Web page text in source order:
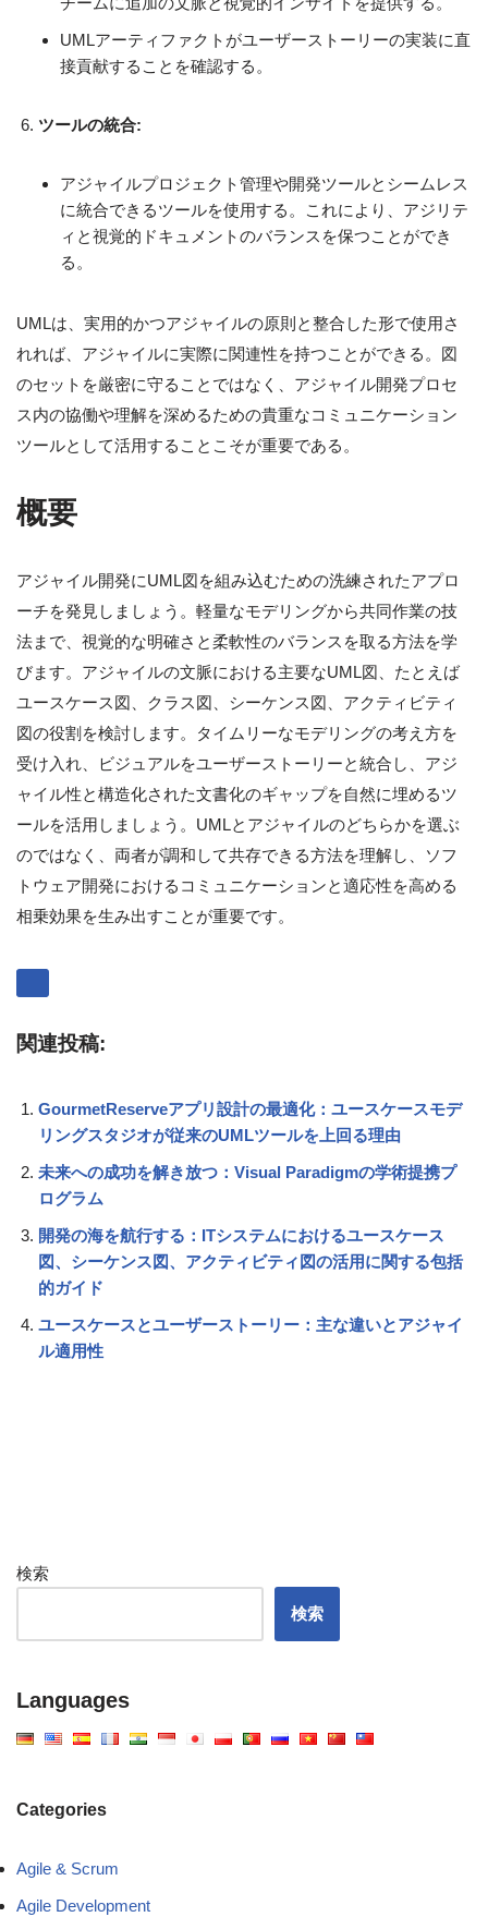
UMLアーティファクトがユーザーストーリーの実装に直
接貢献することを確認する。
ツールの統合:
アジャイルプロジェクト管理や開発ツールとシームレス
に統合できるツールを使用する。これにより、アジリテ
ィと視覚的ドキュメントのバランスを保つことができ
る。
UMLは、実用的かつアジャイルの原則と整合した形で使用さ
れれば、アジャイルに実際に関連性を持つことができる。図
のセットを厳密に守ることではなく、アジャイル開発プロセ
ス内の協働や理解を深めるための貴重なコミュニケーション
ツールとして活用することこそが重要である。
概要
アジャイル開発にUML図を組み込むための洗練されたアプロ
ーチを発見しましょう。軽量なモデリングから共同作業の技
法まで、視覚的な明確さと柔軟性のバランスを取る方法を学
びます。アジャイルの文脈における主要なUML図、たとえば
ユースケース図、クラス図、シーケンス図、アクティビティ
図の役割を検討します。タイムリーなモデリングの考え方を
受け入れ、ビジュアルをユーザーストーリーと統合し、アジ
ャイル性と構造化された文書化のギャップを自然に埋めるツ
ールを活用しましょう。UMLとアジャイルのどちらかを選ぶ
のではなく、両者が調和して共存できる方法を理解し、ソフ
トウェア開発におけるコミュニケーションと適応性を高める
相乗効果を生み出すことが重要です。
関連投稿:
GourmetReserveアプリ設計の最適化：ユースケースモデ
リングスタジオが従来のUMLツールを上回る理由
未来への成功を解き放つ：Visual Paradigmの学術提携プ
ログラム
開発の海を航行する：ITシステムにおけるユースケース
図、シーケンス図、アクティビティ図の活用に関する包括
的ガイド
ユースケースとユーザーストーリー：主な違いとアジャイ
ル適用性
検索
検索
Languages
Categories
Agile & Scrum
Agile Development